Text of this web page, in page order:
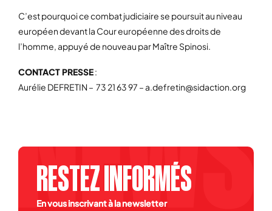
C’est pourquoi ce combat judiciaire se poursuit au niveau
européen devant la Cour européenne des droits de
l’homme, appuyé de nouveau par Maître Spinosi.
CONTACT PRESSE:
Aurélie DEFRETIN – 73 21 63 97 – a.defretin@sidaction.org
RESTEZ INFORMÉS
En vous inscrivant à la newsletter